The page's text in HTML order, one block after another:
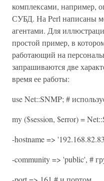
комплексами, например,
СУБД. На Perl написаны
агентами. Для
простой пример, в
работающий на
запрашиваются две
время ее работы:
use Net::SNMP; #
my ($session, $error) =
-hostname =>
-community => 'public', #